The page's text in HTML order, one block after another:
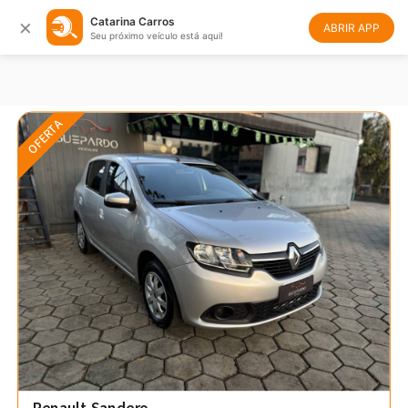
× Catarina Carros
Seu próximo veículo está aqui!
ABRIR APP
Ordenar
OFERTA